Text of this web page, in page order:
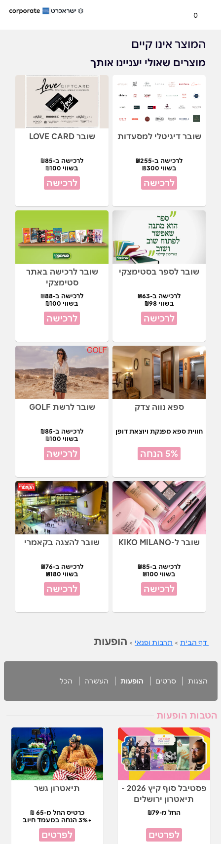
0
המוצר אינו קיים
מוצרים שאולי יעניינו אותך
שובר דיגיטלי למסעדות
לרכישה ב-₪255
בשווי ₪300
לרכישה
שובר LOVE CARD
לרכישה ב-₪85
בשווי ₪100
לרכישה
שובר לספר בסטימצקי
לרכישה ב-₪63
בשווי ₪98
לרכישה
שובר לרכישה באתר
סטימצקי
לרכישה ב-₪88
בשווי ₪100
לרכישה
ספא נווה צדק
חווית ספא מפנקת ויוצאת דופן
5% הנחה
שובר לרשת GOLF
לרכישה ב-₪85
בשווי ₪100
לרכישה
שובר ל-KIKO MILANO
לרכישה ב-₪85
בשווי ₪100
לרכישה
שובר להצגה בקאמרי
לרכישה ב-₪76
בשווי ₪180
לרכישה
דף הבית > תרבות ופנאי > הופעות
הצגות סרטים הופעות העשרה הכל
הטבות הופעות
פסטיבל סוף קיץ 2026 -
תיאטרון ירושלים
החל מ-₪79
לפרטים
תיאטרון גשר
כרטיס החל מ-65 ₪
+3% הנחה במעמד חיוב
לפרטים